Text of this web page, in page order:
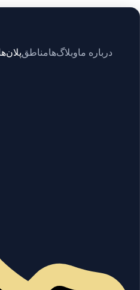
مناطقوبلاگ‌هادرباره ما